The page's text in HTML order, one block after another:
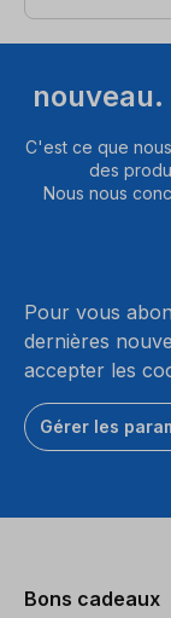
C'est ce que
des
Nous nous
Pour vous
dernières
accepter les
Gérer les
Bons cadeaux